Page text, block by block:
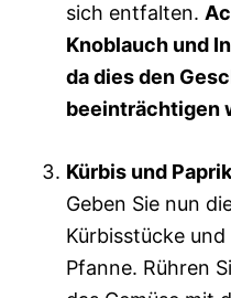
sich entfalten.
Knoblauch und
da dies den
beeinträchtigen
Kürbis und
Geben Sie nun
Kürbisstücke
Pfanne. Rühren